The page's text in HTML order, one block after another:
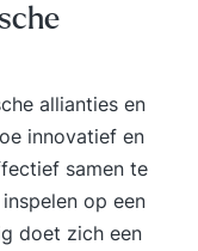
examen.
of technologie
wordt
als
allianties en
innovatief en
samen te
op een
doet zich een